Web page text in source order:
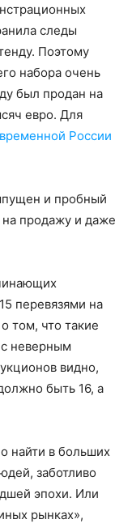
следы
Поэтому
набора очень
был продан на
евро. Для
России
и пробный
продажу и даже
перевязями на
том, что такие
неверным
видно,
быть 16, а
найти в больших
заботливо
эпохи. Или
рынках»,